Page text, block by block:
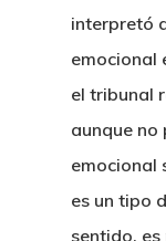
interpretó
emocional
el tribunal
aunque no
emocional
es un tipo
sentido,